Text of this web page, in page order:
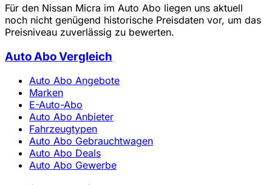
Für den Nissan Micra im Auto Abo liegen uns aktuell
noch nicht genügend historische Preisdaten vor, um das
Preisniveau zuverlässig zu bewerten.
Auto Abo Vergleich
Auto Abo Angebote
Marken
E-Auto-Abo
Auto Abo Anbieter
Fahrzeugtypen
Auto Abo Gebrauchtwagen
Auto Abo Deals
Auto Abo Gewerbe